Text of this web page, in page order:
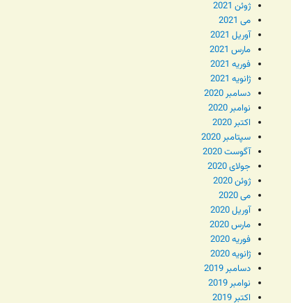
ژوئن 2021
می 2021
آوریل 2021
مارس 2021
فوریه 2021
ژانویه 2021
دسامبر 2020
نوامبر 2020
اکتبر 2020
سپتامبر 2020
آگوست 2020
جولای 2020
ژوئن 2020
می 2020
آوریل 2020
مارس 2020
فوریه 2020
ژانویه 2020
دسامبر 2019
نوامبر 2019
اکتبر 2019